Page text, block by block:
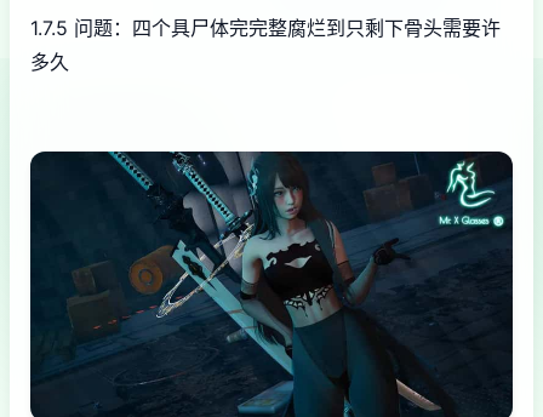
1.7.5 问题：四个具尸体完完整腐烂到只剩下骨头需要许
多久